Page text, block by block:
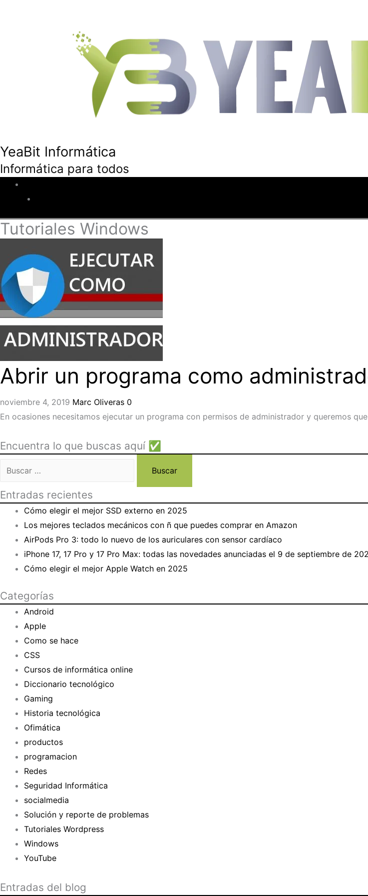
YeaBit Informática
Informática para todos
Tutoriales Windows
Abrir un programa como
noviembre 4, 2019 Marc Oliveras 0
En ocasiones necesitamos ejecutar un programa con permisos de administrador y queremos
Encuentra lo que buscas aquí ✅
Buscar:
Entradas recientes
Cómo elegir el mejor SSD externo en 2025
Los mejores teclados mecánicos con ñ que puedes comprar en Amazon
AirPods Pro 3: todo lo nuevo de los auriculares con sensor cardíaco
iPhone 17, 17 Pro y 17 Pro Max: todas las novedades anunciadas el 9 de septiembre de
Cómo elegir el mejor Apple Watch en 2025
Categorías
Android
Apple
Como se hace
CSS
Cursos de informática online
Diccionario tecnológico
Gaming
Historia tecnológica
Ofimática
productos
programacion
Redes
Seguridad Informática
socialmedia
Solución y reporte de problemas
Tutoriales Wordpress
Windows
YouTube
Entradas del blog